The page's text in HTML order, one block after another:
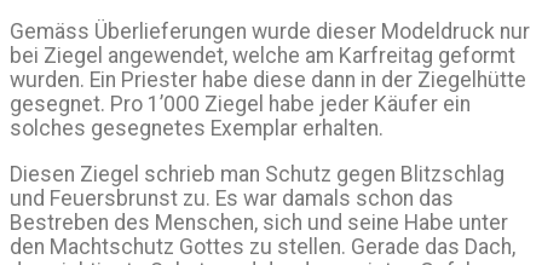
Gemäss Überlieferungen wurde dieser Modeldruck nur
bei Ziegel angewendet, welche am Karfreitag geformt
wurden. Ein Priester habe diese dann in der Ziegelhütte
gesegnet. Pro 1’000 Ziegel habe jeder Käufer ein
solches gesegnetes Exemplar erhalten.
Diesen Ziegel schrieb man Schutz gegen Blitzschlag
und Feuersbrunst zu. Es war damals schon das
Bestreben des Menschen, sich und seine Habe unter
den Machtschutz Gottes zu stellen. Gerade das Dach,